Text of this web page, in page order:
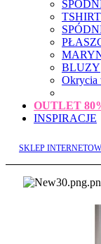
BLUZY
Okrycia
OUTLET
INSPIRACJE
SKLEP